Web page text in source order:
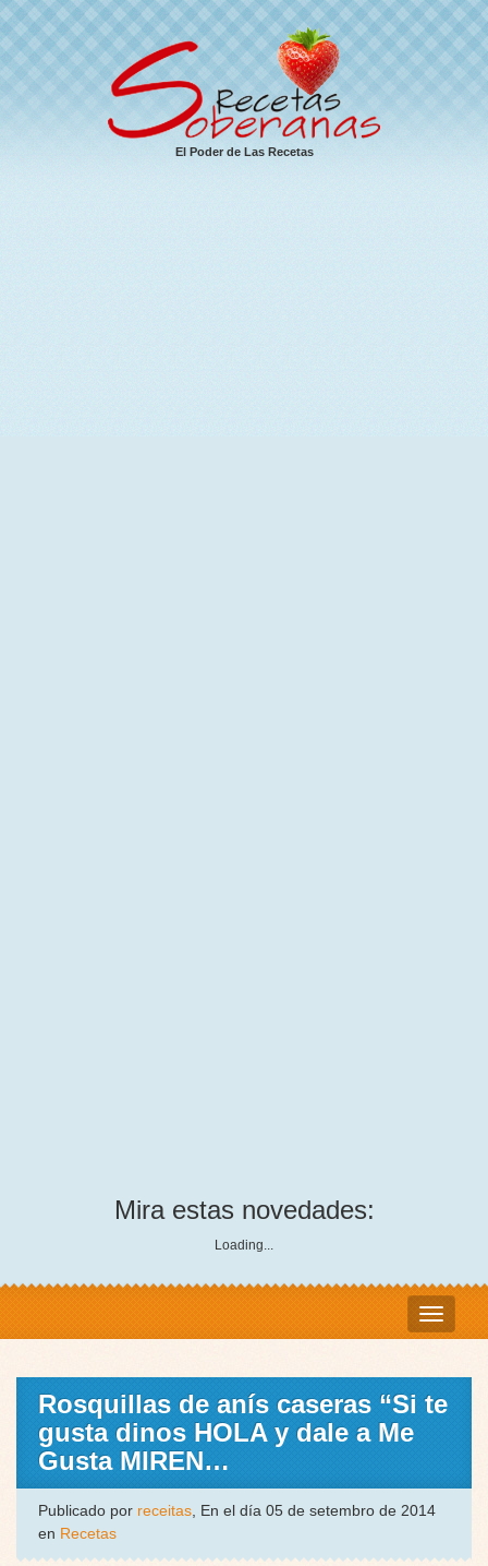
El Poder de Las Recetas
Mira estas novedades:
Loading...
Rosquillas de anís caseras “Si te
gusta dinos HOLA y dale a Me
Gusta MIREN…
Publicado por receitas, En el día 05 de setembro de 2014
en Recetas